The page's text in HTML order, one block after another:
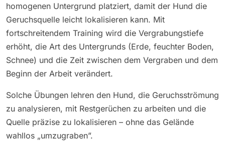
homogenen Untergrund platziert, damit der Hund die
Geruchsquelle leicht lokalisieren kann. Mit
fortschreitendem Training wird die Vergrabungstiefe
erhöht, die Art des Untergrunds (Erde, feuchter Boden,
Schnee) und die Zeit zwischen dem Vergraben und dem
Beginn der Arbeit verändert.
Solche Übungen lehren den Hund, die Geruchsströmung
zu analysieren, mit Restgerüchen zu arbeiten und die
Quelle präzise zu lokalisieren – ohne das Gelände
wahllos „umzugraben”.